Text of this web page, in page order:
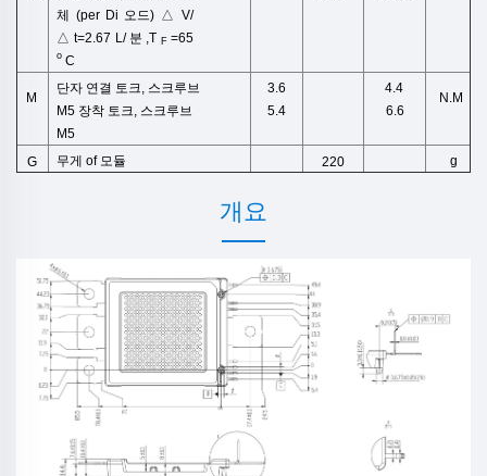
체 (per Di 오드) △V/
△t=2.67 L/ 분 ,T F=65
o C
M
단자 연결 토크, 스크루브
M5 장착 토크, 스크루브
M5
3.6
5.4
4.4
6.6
N.M
G 무게 of 모듈 220 g
개요